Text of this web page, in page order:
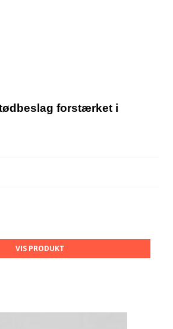
forstærket i
VIS PRODUKT